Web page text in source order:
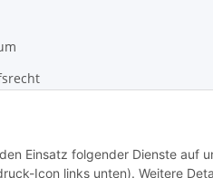
Einsatz folgender Dienste auf
Icon links unten). Weitere